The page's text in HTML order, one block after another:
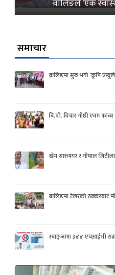
वालिङले ‘एक
समाचार
वालिङमा सुरु भयो ‘कृषि
बि.पी. विचार गोष्ठी एवम
खेम सारुमगर र गोपाल
वालिङमा टेलरको ठक्करबाट
स्याङ्जामा ३४४ एचआईभी